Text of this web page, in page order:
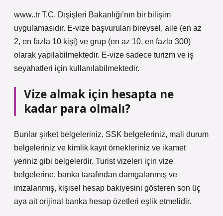
www..tr T.C. Dışişleri Bakanlığı’nın bir bilişim
uygulamasıdır. E-vize başvuruları bireysel, aile (en az
2, en fazla 10 kişi) ve grup (en az 10, en fazla 300)
olarak yapılabilmektedir. E-vize sadece turizm ve iş
seyahatleri için kullanılabilmektedir.
Vize almak için hesapta ne
kadar para olmalı?
Bunlar şirket belgeleriniz, SSK belgeleriniz, mali durum
belgeleriniz ve kimlik kayıt örnekleriniz ve ikamet
yeriniz gibi belgelerdir. Turist vizeleri için vize
belgelerine, banka tarafından damgalanmış ve
imzalanmış, kişisel hesap bakiyesini gösteren son üç
aya ait orijinal banka hesap özetleri eşlik etmelidir.